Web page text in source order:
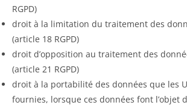
RGPD)
droit à la limitation du traitement des
(article 18 RGPD)
droit d’opposition au traitement des
(article 21 RGPD)
droit à la portabilité des données que les
fournies, lorsque ces données font l’objet